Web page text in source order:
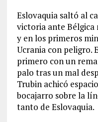
Eslovaquia saltó al
victoria ante Bélgica
y en los primeros
Ucrania con peligro.
primero con un
palo tras un mal
Trubin achicó
bocajarro sobre la
tanto de Eslovaquia.